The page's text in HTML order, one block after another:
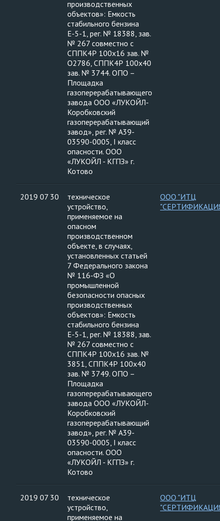
производственных
объектов»: Емкость
стабильного бензина
Е-5-1, рег. № 18388, зав.
№ 267 совместно с
СППК4Р 100х16 зав. №
О2786, СППК4Р 100х40
зав. № 3744. ОПО –
Площадка
газоперерабатывающего
завода ООО «ЛУКОЙЛ-
Коробковский
газоперерабатывающий
завод», рег. № А39-
03590-0005, I класс
опасности. ООО
«ЛУКОЙЛ - КГПЗ» г.
Котово
2019 07 30
техническое
устройство,
применяемое на
опасном
производственном
объекте, в случаях,
установленных статьей
7 Федерального закона
№ 116-ФЗ «О
промышленной
безопасности опасных
производственных
объектов»: Емкость
стабильного бензина
Е-5-1, рег. № 18388, зав.
№ 267 совместно с
СППК4Р 100х16 зав. №
3851, СППК4Р 100х40
зав. № 3749. ОПО –
Площадка
газоперерабатывающего
завода ООО «ЛУКОЙЛ-
Коробковский
газоперерабатывающий
завод», рег. № А39-
03590-0005, I класс
опасности. ООО
«ЛУКОЙЛ - КГПЗ» г.
Котово
ООО "ИТЦ
2019 07 30
техническое
устройство,
применяемое на
ООО "ИТЦ